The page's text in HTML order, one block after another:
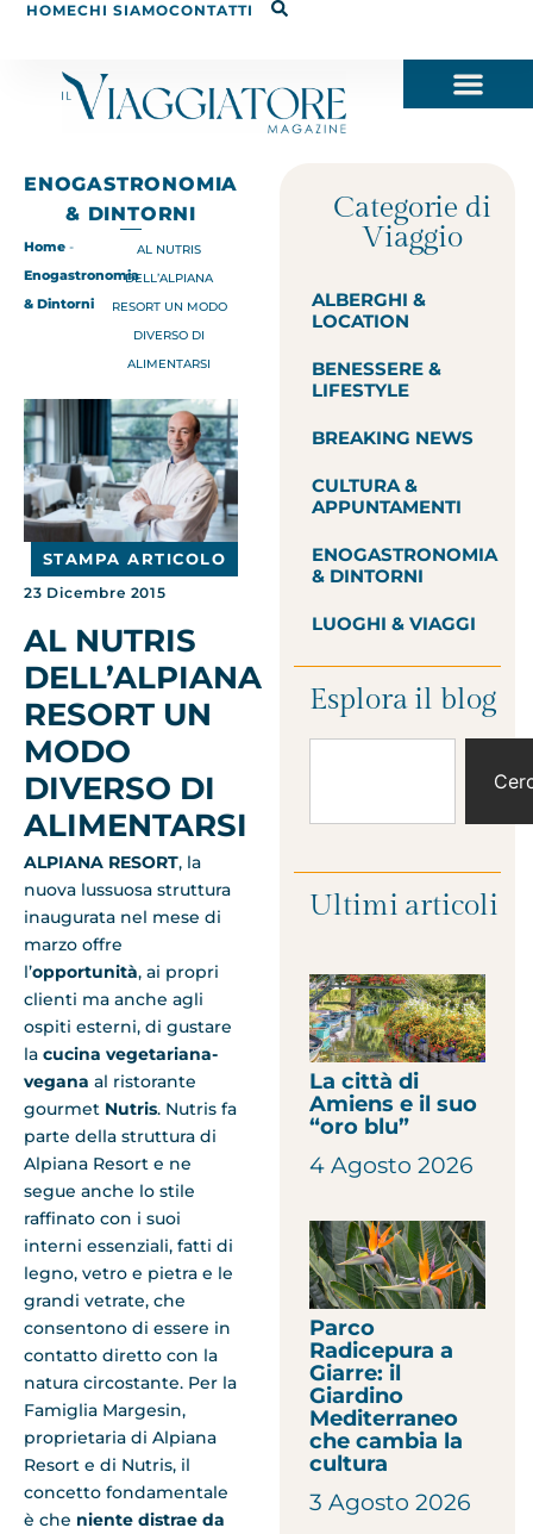
HOMECHI SIAMOCONTATTI
ENOGASTRONOMIA
& DINTORNI
Home -
Enogastronomia
& Dintorni
AL NUTRIS
DELL’ALPIANA
RESORT UN MODO
DIVERSO DI
ALIMENTARSI
STAMPA ARTICOLO
23 Dicembre 2015
AL NUTRIS
DELL’ALPIANA
RESORT UN
MODO
DIVERSO DI
ALIMENTARSI
ALPIANA RESORT, la
nuova lussuosa struttura
inaugurata nel mese di
marzo offre
l’opportunità, ai propri
clienti ma anche agli
ospiti esterni, di gustare
la cucina vegetariana-
vegana al ristorante
gourmet Nutris. Nutris fa
parte della struttura di
Alpiana Resort e ne
segue anche lo stile
raffinato con i suoi
interni essenziali, fatti di
legno, vetro e pietra e le
grandi vetrate, che
consentono di essere in
contatto diretto con la
natura circostante. Per la
Famiglia Margesin,
proprietaria di Alpiana
Resort e di Nutris, il
concetto fondamentale
è che niente distrae da
Categorie di
Viaggio
ALBERGHI &
LOCATION
BENESSERE &
LIFESTYLE
BREAKING NEWS
CULTURA &
APPUNTAMENTI
ENOGASTRONOMIA
& DINTORNI
LUOGHI & VIAGGI
Esplora il blog
Ultimi articoli
La città di
Amiens e il suo
“oro blu”
4 Agosto 2026
Parco
Radicepura a
Giarre: il
Giardino
Mediterraneo
che cambia la
cultura
3 Agosto 2026